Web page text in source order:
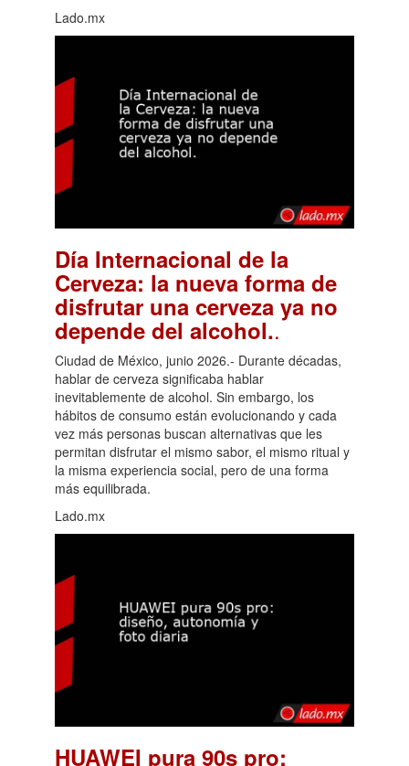
Lado.mx
Día Internacional de la
Cerveza: la nueva forma de
disfrutar una cerveza ya no
depende del alcohol..
Ciudad de México, junio 2026.- Durante décadas,
hablar de cerveza significaba hablar
inevitablemente de alcohol. Sin embargo, los
hábitos de consumo están evolucionando y cada
vez más personas buscan alternativas que les
permitan disfrutar el mismo sabor, el mismo ritual y
la misma experiencia social, pero de una forma
más equilibrada.
Lado.mx
HUAWEI pura 90s pro: